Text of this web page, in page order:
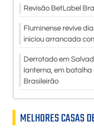
Revisão BetLabel
Fluminense revive
iniciou arrancada
Derrotado em
lanterna, em
Brasileirão
MELHORES CASAS